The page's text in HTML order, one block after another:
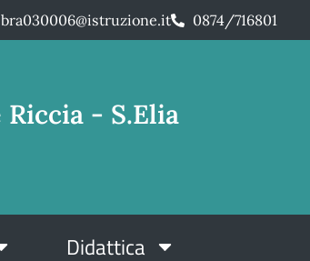
0874/716801
- S.Elia
Didattica